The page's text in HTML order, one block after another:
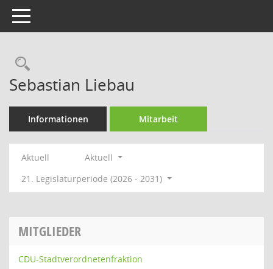
Toggle navigation
Rechercheauswahl
Sebastian Liebau
Informationen Mitarbeit
Aktuell
Aktuell
21. Legislaturperiode (2026 - 2031)
MITGLIEDER
CDU-Stadtverordnetenfraktion